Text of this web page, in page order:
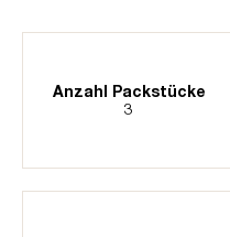
Anzahl Packstücke
3